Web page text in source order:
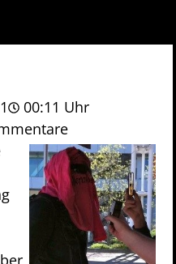
00:11 Uhr